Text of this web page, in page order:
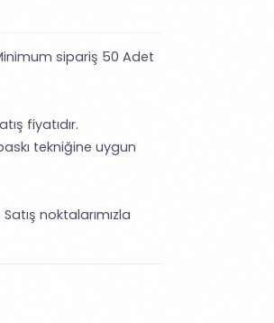
sipariş 50 Adet
fiyatıdır.
tekniğine uygun
noktalarımızla